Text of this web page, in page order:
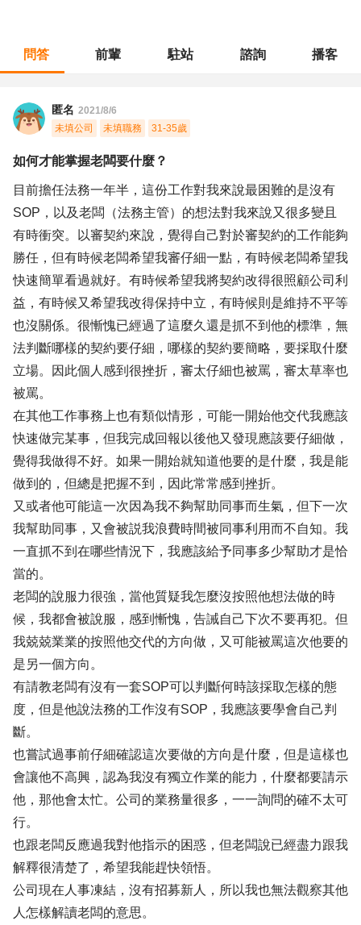
問答 前輩 駐站 諮詢 播客
匿名 2021/8/6
未填公司
未填職務 31-35歲
如何才能掌握老闆要什麼？
目前擔任法務一年半，這份工作對我來說最困難的是沒有
SOP，以及老闆（法務主管）的想法對我來說又很多變且
有時衝突。以審契約來說，覺得自己對於審契約的工作能夠
勝任，但有時候老闆希望我審仔細一點，有時候老闆希望我
快速簡單看過就好。有時候希望我將契約改得很照顧公司利
益，有時候又希望我改得保持中立，有時候則是維持不平等
也沒關係。很慚愧已經過了這麼久還是抓不到他的標準，無
法判斷哪樣的契約要仔細，哪樣的契約要簡略，要採取什麼
立場。因此個人感到很挫折，審太仔細也被罵，審太草率也
被罵。
在其他工作事務上也有類似情形，可能一開始他交代我應該
快速做完某事，但我完成回報以後他又發現應該要仔細做，
覺得我做得不好。如果一開始就知道他要的是什麼，我是能
做到的，但總是把握不到，因此常常感到挫折。
又或者他可能這一次因為我不夠幫助同事而生氣，但下一次
我幫助同事，又會被説我浪費時間被同事利用而不自知。我
一直抓不到在哪些情況下，我應該給予同事多少幫助才是恰
當的。
老闆的說服力很強，當他質疑我怎麼沒按照他想法做的時
候，我都會被說服，感到慚愧，告誡自己下次不要再犯。但
我兢兢業業的按照他交代的方向做，又可能被罵這次他要的
是另一個方向。
有請教老闆有沒有一套SOP可以判斷何時該採取怎樣的態
度，但是他說法務的工作沒有SOP，我應該要學會自己判
斷。
也嘗試過事前仔細確認這次要做的方向是什麼，但是這樣也
會讓他不高興，認為我沒有獨立作業的能力，什麼都要請示
他，那他會太忙。公司的業務量很多，一一詢問的確不太可
行。
也跟老闆反應過我對他指示的困惑，但老闆說已經盡力跟我
解釋很清楚了，希望我能趕快領悟。
公司現在人事凍結，沒有招募新人，所以我也無法觀察其他
人怎樣解讀老闆的意思。